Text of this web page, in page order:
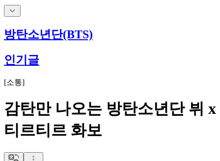
방탄소년단(BTS)
인기글
[소통]
감탄만 나오는 방탄소년단 뷔 x
티르티르 화보